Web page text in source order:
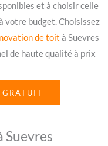
et à choisir celle
votre budget. Choisissez
de toit à Suevres
de haute qualité à prix
Suevres